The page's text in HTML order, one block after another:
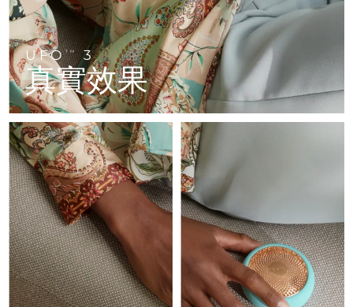
UFOTM 3
真實效果
LUNA™護膚
Premium cleansers & balm
LUNA™ 設備
All facial cleansing devices
面膜
Rejuvenation & hydration
UFO™ 設備
All deep facial hydration devices
issa™ Teeth Whitening Set
Dual LED + sonic device & 18% PAP gel
ISSA™ 設備
All silicone sonic toothbrushes
FAQ™ 103
Luxurious clinical anti-aging set
FAQ™ P1 Primer
Manuka honey primer
FAQ™護膚品
All FAQ™ skincare
FAQ™產品
All anti-aging treatments
FAQ™ 211
Anti-aging neck & décolleté LED mask
FAQ™ 221
Anti-aging LED hand mask
FAQ™護膚品
All FAQ™ skincare
FAQ™產品
All LED treatments
FAQ™ Scalp Serum
Scalp recovery probiotic serum
FAQ™護膚品
All FAQ™ skincare
FAQ™產品
All hair treatments
FAQ™ 502
Full-Spectrum Red Light Therapy
FAQ™ Red Light Serum
FAQ™ skincare
All FAQ™ skincare
FAQ™ products
保健品
專業治療
脫毛
PEACH™ 2 Pro Max
Professional IPL hair removal device
PEACH™ 2
IPL hair removal
身體護理
BEAR™ 2 body
Microcurrent body toning
LUNA™ 4 body
Massaging body brush
痘肌護理
ESPADA™ 2 plus
眼部護理
BEAR™ 2 eyes & lips
捷克 預計送達日期8/9/26
丹麥 預計送達日期
愛沙尼亞 預計送達日期8/9/26
芬蘭
法國 預計送達日期
法屬玻里尼西亞
德國 預計送達日期8/9/26
直布羅陀 預計送達日期8/13/26